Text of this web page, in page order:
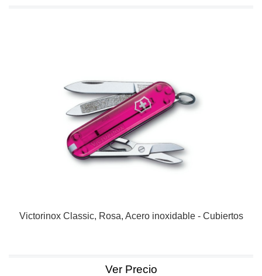
Victorinox Classic, Rosa, Acero inoxidable - Cubiertos
Ver Precio